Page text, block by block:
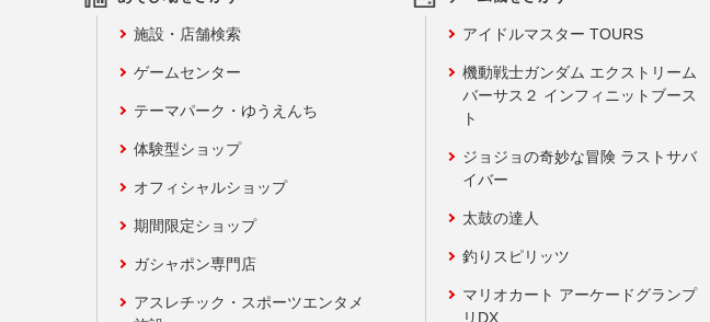
施設・店舗検索
ゲームセンター
テーマパーク・ゆうえんち
体験型ショップ
オフィシャルショップ
期間限定ショップ
ガシャポン専門店
アスレチック・スポーツエンタメ
アイドルマスター TOURS
機動戦士ガンダム エクストリーム
バーサス２ インフィニットブース
ト
ジョジョの奇妙な冒険 ラストサバ
イバー
太鼓の達人
釣りスピリッツ
マリオカート アーケードグランプ
リDX